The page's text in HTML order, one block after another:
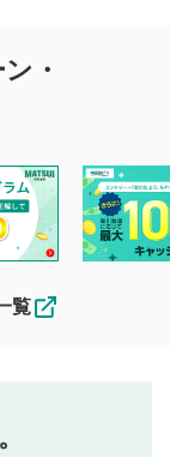
びコメントの
理解のうえ、
コメントをお
ものとみなし
・
覧